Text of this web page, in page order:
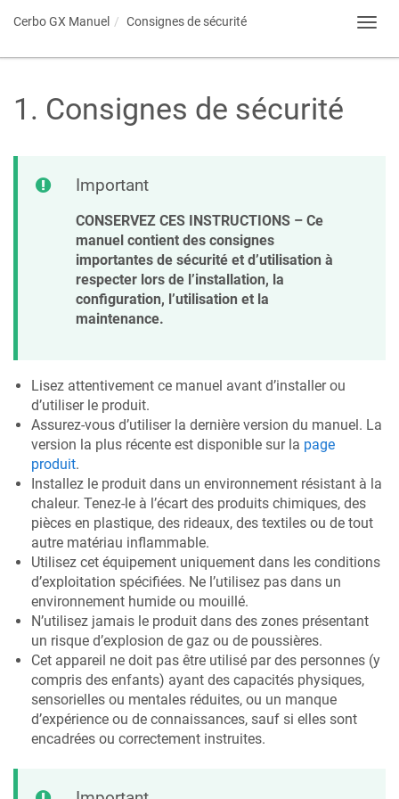
Cerbo GX Manuel Consignes de sécurité
1 . Consignes de sécurité
Important
CONSERVEZ CES INSTRUCTIONS – Ce
manuel contient des consignes
importantes de sécurité et d’utilisation à
respecter lors de l’installation, la
configuration, l’utilisation et la
maintenance.
Lisez attentivement ce manuel avant d’installer ou
d’utiliser le produit.
Assurez-vous d’utiliser la dernière version du manuel. La
version la plus récente est disponible sur la page
produit.
Installez le produit dans un environnement résistant à la
chaleur. Tenez-le à l’écart des produits chimiques, des
pièces en plastique, des rideaux, des textiles ou de tout
autre matériau inflammable.
Utilisez cet équipement uniquement dans les conditions
d’exploitation spécifiées. Ne l’utilisez pas dans un
environnement humide ou mouillé.
N’utilisez jamais le produit dans des zones présentant
un risque d’explosion de gaz ou de poussières.
Cet appareil ne doit pas être utilisé par des personnes (y
compris des enfants) ayant des capacités physiques,
sensorielles ou mentales réduites, ou un manque
d’expérience ou de connaissances, sauf si elles sont
encadrées ou correctement instruites.